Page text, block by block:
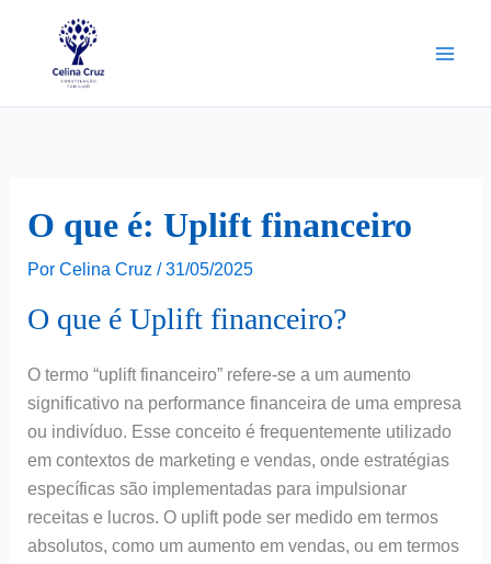
O que é: Uplift financeiro
Por Celina Cruz / 31/05/2025
O que é Uplift financeiro?
O termo “uplift financeiro” refere-se a um aumento
significativo na performance financeira de uma empresa
ou indivíduo. Esse conceito é frequentemente utilizado
em contextos de marketing e vendas, onde estratégias
específicas são implementadas para impulsionar
receitas e lucros. O uplift pode ser medido em termos
absolutos, como um aumento em vendas, ou em termos